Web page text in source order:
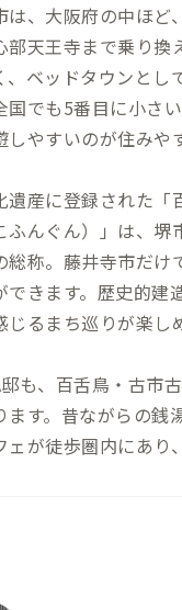
は、大阪府の中ほど
部天王寺まで乗り
、ベッドタウンとし
国でも5番目に小さ
しやすいのが住みや
遺産に登録された「
ふんぐん）」は、堺
総称。藤井寺市だけ
できます。歴史的建
じるまち巡りが楽し
も、百舌鳥・古市
ます。昔ながらの銭
ェが徒歩圏内にあり